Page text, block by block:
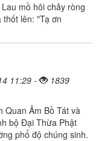
mồ hôi chảy ròng
lên: "Tạ ơn
11:29 - 1839
Quan Âm Bồ Tát và
bộ Đại Thừa Phật
phổ độ chúng sinh.